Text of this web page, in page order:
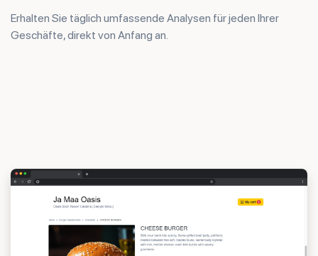
Erhalten Sie täglich umfassende Analysen für jeden Ihrer
Geschäfte, direkt von Anfang an.